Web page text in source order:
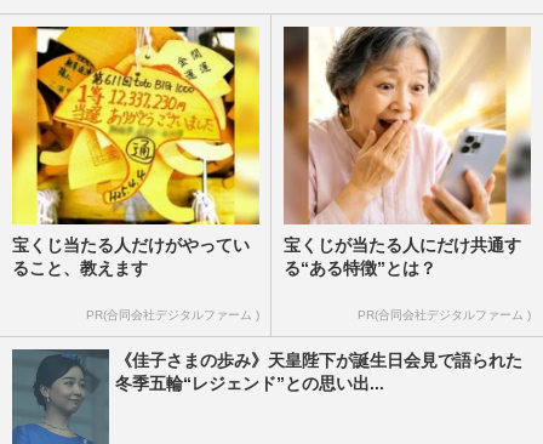
宝くじ当たる人だけがやってい
ること、教えます
PR(合同会社デジタルファーム )
宝くじが当たる人にだけ共通す
る“ある特徴”とは？
PR(合同会社デジタルファーム )
《佳子さまの歩み》天皇陛下が誕生日会見で語られた
冬季五輪“レジェンド”との思い出...